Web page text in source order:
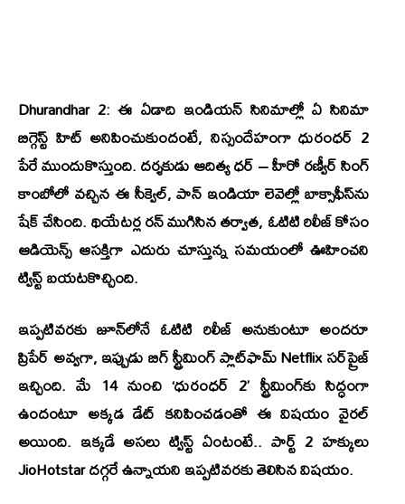
Dhurandhar 2: ఈ ఏడాది ఇండియన్ సినిమాల్లో ఏ సినిమా
బిగ్గెస్ట్ హిట్ అనిపించుకుందంటే, నిస్సందేహంగాధురంధర్ 2
పేరే ముందుకొస్తుంది. దర్శకుడుఆదిత్య ధర్– హీరోరణ్వీర్ సింగ్
కాంబోలో వచ్చిన ఈ సీక్వెల్, పాన్ ఇండియా లెవెల్లో బాక్సాఫీస్‌ను
షేక్ చేసింది. థియేటర్ల రన్ ముగిసిన తర్వాత, ఓటిటి రిలీజ్ కోసం
ఆడియెన్స్ ఆసక్తిగా ఎదురు చూస్తున్న సమయంలో ఊహించని
ట్విస్ట్ బయటకొచ్చింది.
ఇప్పటివరకు జూన్‌లోనే ఓటిటి రిలీజ్ అనుకుంటూ అందరూ
ప్రిపేర్ అవ్వగా, ఇప్పుడు బిగ్ స్ట్రీమింగ్ ప్లాట్‌ఫామ్Netflixసర్‌ప్రైజ్
ఇచ్చింది. మే 14 నుంచి ‘ధురంధర్ 2’ స్ట్రీమింగ్‌కు సిద్ధంగా
ఉందంటూ అక్కడ డేట్ కనిపించడంతో ఈ విషయం వైరల్
అయింది. ఇక్కడే అసలు ట్విస్ట్ ఏంటంటే.. పార్ట్ 2 హక్కులు
JioHotstarదగ్గరే ఉన్నాయని ఇప్పటివరకు తెలిసిన విషయం.